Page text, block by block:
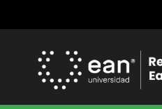
principal